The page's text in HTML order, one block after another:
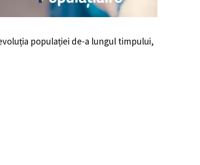
populației de-a lungul timpului,